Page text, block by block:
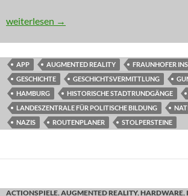
DIGITAL GAME-BASED LEARNING:
weiterlesen →
APP AUGMENTED REALITY
FRAUNHOFER
GESCHICHTE
GESCHICHTSVERMITTLUNG
HAMBURG
HISTORISCHE STADTRUNDGÄNGE
LANDESZENTRALE FÜR POLITISCHE BILDUNG
NAZIS
ROUTENPLANER STOLPERSTEINE
ACTIONSPIELE,AUGMENTED REALITY,HARDWARE,